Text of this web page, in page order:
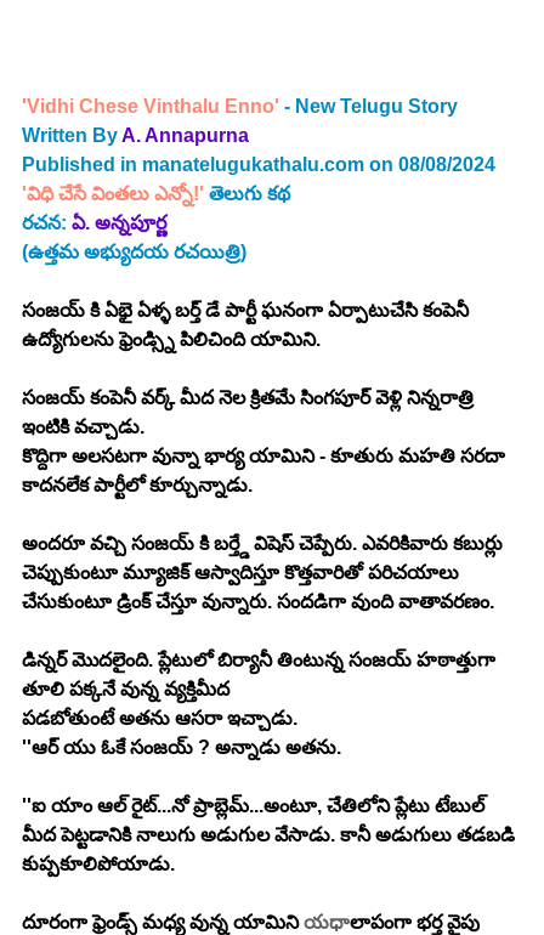
'Vidhi Chese Vinthalu Enno' - New Telugu Story
Written By A. Annapurna
Published in manatelugukathalu.com on 08/08/2024
'విధి చేసే వింతలు ఎన్నో!' తెలుగు కథ
రచన: ఏ. అన్నపూర్ణ
(ఉత్తమ అభ్యుదయ రచయిత్రి)
సంజయ్ కి ఏభై ఏళ్ళ బర్త్ డే పార్టీ ఘనంగా ఏర్పాటుచేసి కంపెనీ
ఉద్యోగులను ఫ్రెండ్స్ని పిలిచింది యామిని.
సంజయ్ కంపెనీ వర్క్ మీద నెల క్రితమే సింగపూర్ వెళ్లి నిన్నరాత్రి
ఇంటికి వచ్చాడు.
కొద్దిగా అలసటగా వున్నా భార్య యామిని - కూతురు మహతి సరదా
కాదనలేక పార్టీలో కూర్చున్నాడు.
అందరూ వచ్చి సంజయ్ కి బర్త్డే విషెస్ చెప్పేరు. ఎవరికివారు కబుర్లు
చెప్పుకుంటూ మ్యూజిక్ ఆస్వాదిస్తూ కొత్తవారితో పరిచయాలు
చేసుకుంటూ డ్రింక్ చేస్తూ వున్నారు. సందడిగా వుంది వాతావరణం.
డిన్నర్ మొదలైంది. ప్లేటులో బిర్యానీ తింటున్న సంజయ్ హఠాత్తుగా
తూలి పక్కనే వున్న వ్యక్తిమీద
పడబోతుంటే అతను ఆసరా ఇచ్చాడు.
''ఆర్ యు ఓకే సంజయ్ ? అన్నాడు అతను.
''ఐ యాం ఆల్ రైట్...నో ప్రాబ్లెమ్...అంటూ, చేతిలోని ప్లేటు టేబుల్
మీద పెట్టడానికి నాలుగు అడుగుల వేసాడు. కానీ అడుగులు తడబడి
కుప్పకూలిపోయాడు.
దూరంగా ఫ్రెండ్స్ మధ్య వున్న యామిని యధాలాపంగా భర్త వైపు